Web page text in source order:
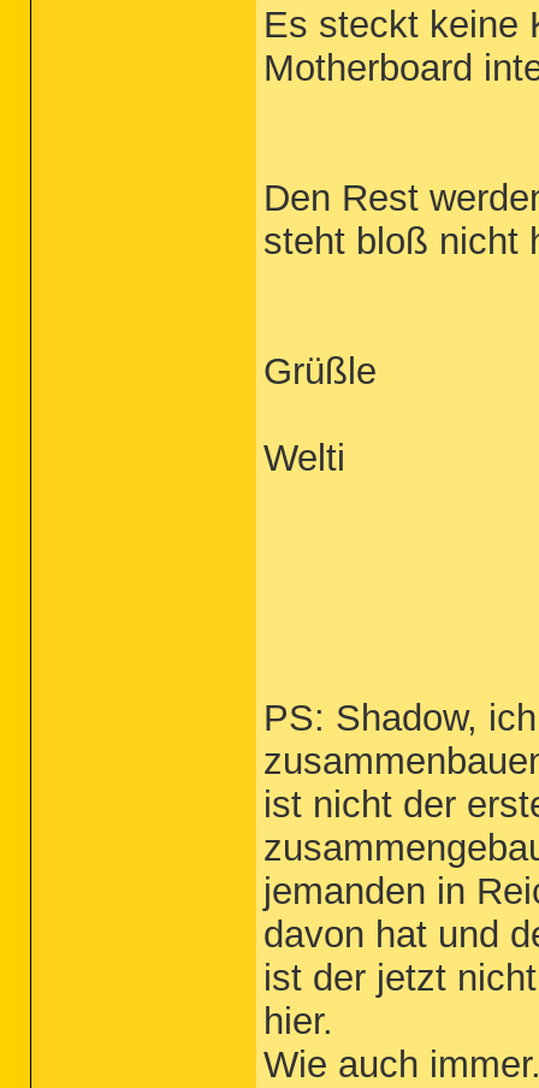
Es steckt keine
Motherboard
Den Rest
steht bloß nicht
Grüßle
Welti
PS: Shadow,
ist nicht der
jemanden in
davon hat und
ist der jetzt
hier.
Wie auch